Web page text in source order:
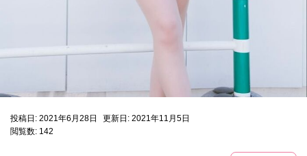
投稿日: 2021年6月28日
更新日: 2021年11月5日
閲覧数: 142